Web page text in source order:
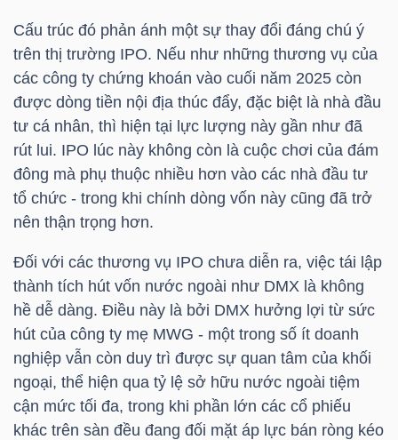
Cấu trúc đó phản ánh một sự thay đổi đáng chú ý
trên thị trường IPO. Nếu như những thương vụ của
các công ty chứng khoán vào cuối năm 2025 còn
được dòng tiền nội địa thúc đẩy, đặc biệt là nhà đầu
tư cá nhân, thì hiện tại lực lượng này gần như đã
rút lui. IPO lúc này không còn là cuộc chơi của đám
đông mà phụ thuộc nhiều hơn vào các nhà đầu tư
tổ chức - trong khi chính dòng vốn này cũng đã trở
nên thận trọng hơn.
Đối với các thương vụ IPO chưa diễn ra, việc tái lập
thành tích hút vốn nước ngoài như DMX là không
hề dễ dàng. Điều này là bởi DMX hưởng lợi từ sức
hút của công ty mẹ MWG - một trong số ít doanh
nghiệp vẫn còn duy trì được sự quan tâm của khối
ngoại, thể hiện qua tỷ lệ sở hữu nước ngoài tiệm
cận mức tối đa, trong khi phần lớn các cổ phiếu
khác trên sàn đều đang đối mặt áp lực bán ròng kéo
TIỆN
ÍCH
BẤT
ĐỘNG
Mã
chứng
khoán
(-)
Tất cả Cổ phiếu Chỉ số Chứng chỉ quỹ